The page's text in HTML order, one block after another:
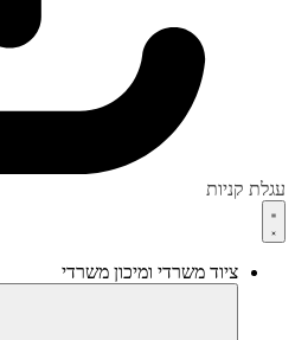
עגלת קניות
ציוד משרדי ומיכון משרדי